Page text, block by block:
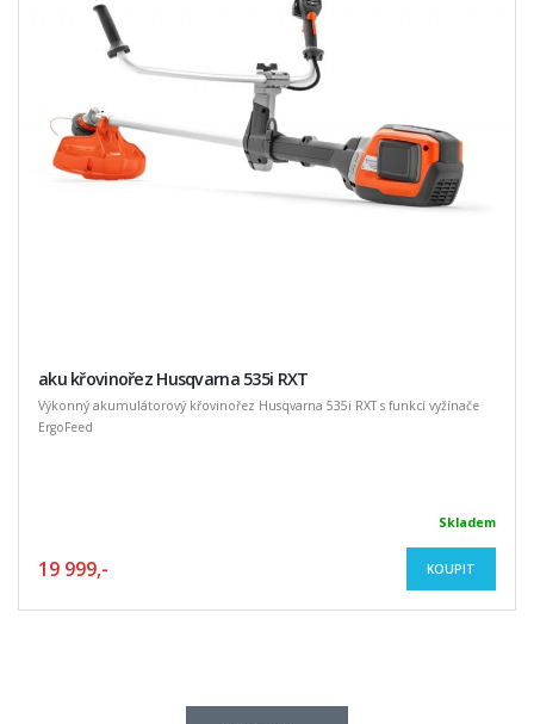
aku křovinořez Husqvarna 535i RXT
Výkonný akumulátorový křovinořez Husqvarna 535i RXT s funkcí vyžínače
ErgoFeed
Skladem
19 999,- KOUPIT